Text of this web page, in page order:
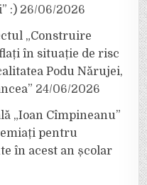
:) 26/06/2026
„Construire
în situație de risc
Podu Nărujei,
24/06/2026
„Ioan Cîmpineanu”
pentru
în acest an școlar